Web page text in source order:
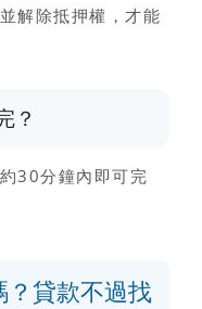
解除抵押權，才能
？
30分鐘內即可完
貸款不過找